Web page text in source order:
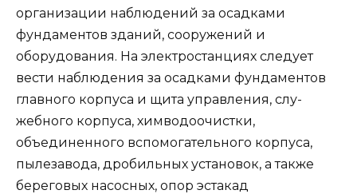
организации наблюдений за осадка­ми
фундаментов зданий, сооружений и
оборудования. На электростанциях следует
вести наблюдения за осадками фундаментов
главного корпуса и щита управления, слу­
жебного корпуса, химводоочистки,
объединенного вспо­могательного корпуса,
пылезавода, дробильных установок, а также
береговых насосных, опор эстакад